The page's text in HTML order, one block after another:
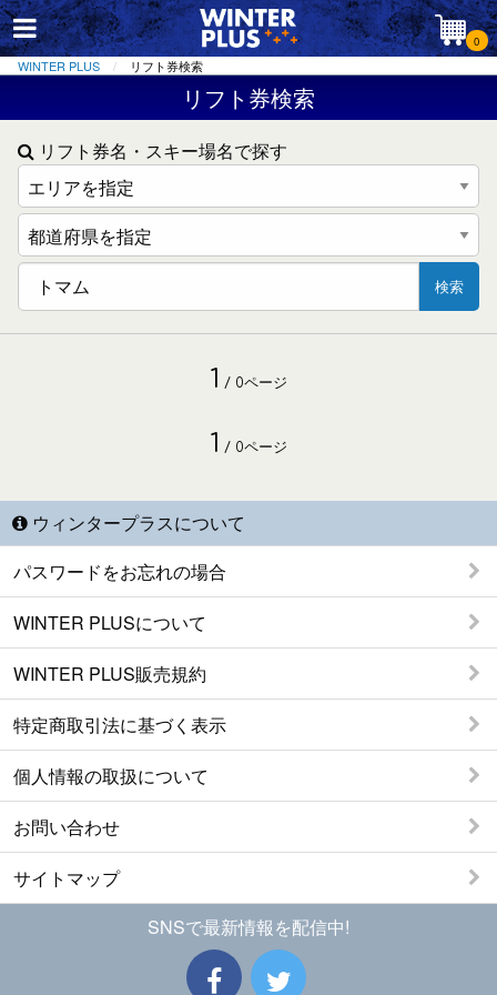
0
WINTER PLUS リフト券検索
リフト券検索
リフト券名・スキー場名で探す
検索
1 / 0ページ
1 / 0ページ
ウィンタープラスについて
パスワードをお忘れの場合
WINTER PLUSについて
WINTER PLUS販売規約
特定商取引法に基づく表示
個人情報の取扱について
お問い合わせ
サイトマップ
SNSで最新情報を配信中!